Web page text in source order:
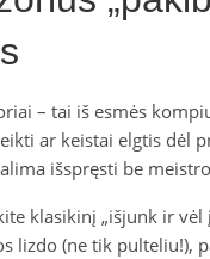
– tai iš esmės
ar keistai elgtis dėl
išspręsti be
klasikinį „išjunk ir
lizdo (ne tik pulteliu!),